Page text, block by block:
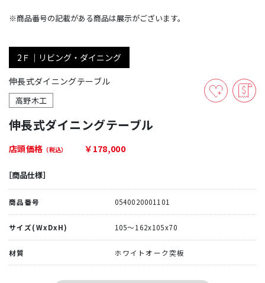
※商品番号の記載がある商品は展示がございます。
2Ｆ｜リビング・ダイニング
伸長式ダイニングテーブル
高野木工
伸長式ダイニングテーブル
店頭価格 （税込） ￥178,000
［商品仕様］
商品番号 0540020001101
サイズ(WxDxH) 105～162x105x70
材質 ホワイトオーク突板